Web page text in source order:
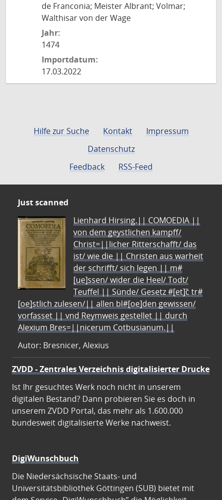
de Franconia; Meister Albrant; Volmar;
Walthisar von der Wage
Jahr:
1474
Importdatum:
17.03.2022
Hilfe zur Suche Kontakt
Impressum
Datenschutz
Feedback
RSS-Feed
Just scanned
Lienhard Hirsing.|| COMOEDIA ||
von dem geystlichen kampff/
Christ=||licher Ritterschafft/ das
ist/ wie die || Christen aus warheit
der schrifft/ sich legen || m#
[ue]ssen/ wider die Heel/ Todt/
Teuffel || Sünde/ Gesetz #[et]c̃ tr#
[oe]stlich zulesen/|| allen bl#[oe]den gewissen/
vorfasset || vnd Reymweis gestellet || durch
Alexium Bres=||nicerum Cotbusianum.||
Autor: Bresnicer, Alexius
ZVDD - Zentrales Verzeichnis digitalisierter Drucke
Ist Ihr gesuchtes Werk noch nicht in unserem
digitalen Bestand? Dann probieren Sie es doch in
unserem ZVDD Portal, das mehr als 1.600.000
bundesweit digitalisierte Werke nachweist.
DigiWunschbuch
Die Niedersächsische Staats- und
Universitätsbibliothek Göttingen (SUB) bietet mit